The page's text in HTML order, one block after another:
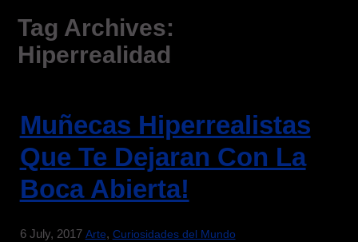
Tag Archives:
Hiperrealidad
Muñecas Hiperrealistas
Que Te Dejaran Con La
Boca Abierta!
6 July, 2017 Arte, Curiosidades del Mundo